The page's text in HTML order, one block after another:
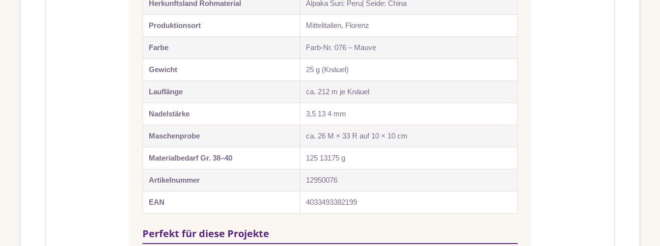
Herkunftsland Rohmaterial Alpaka Suri: Peru| Seide: China
Produktionsort Mittelitalien, Florenz
Farbe Farb-Nr. 076 – Mauve
Gewicht 25 g (Knäuel)
Lauflänge ca. 212 m je Knäuel
Nadelstärke 3,5 13 4 mm
Maschenprobe ca. 26 M × 33 R auf 10 × 10 cm
Materialbedarf Gr. 38–40 125 13175 g
Artikelnummer 12950076
EAN 4033493382199
Perfekt für diese Projekte